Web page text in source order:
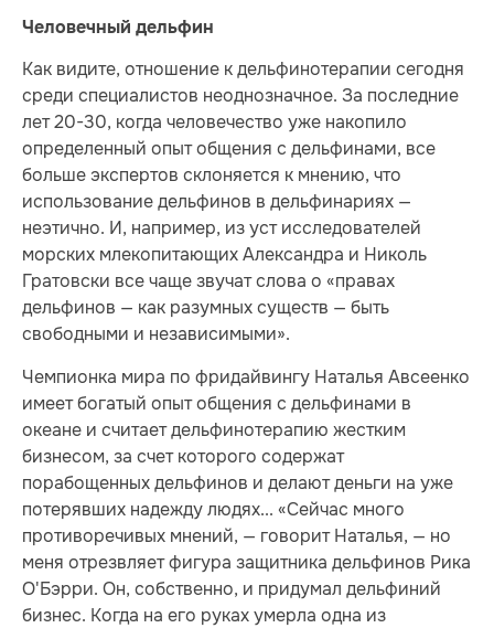
Человечный дельфин
Как видите, отношение к дельфинотерапии сегодня
среди специалистов неоднозначное. За последние
лет 20-30, когда человечество уже накопило
определенный опыт общения с дельфинами, все
больше экспертов склоняется к мнению, что
использование дельфинов в дельфинариях —
неэтично. И, например, из уст исследователей
морских млекопитающих Александра и Николь
Гратовски все чаще звучат слова о «правах
дельфинов — как разумных существ — быть
свободными и независимыми».
Чемпионка мира по фридайвингу Наталья Авсеенко
имеет богатый опыт общения с дельфинами в
океане и считает дельфинотерапию жестким
бизнесом, за счет которого содержат
порабощенных дельфинов и делают деньги на уже
потерявших надежду людях... «Сейчас много
противоречивых мнений, — говорит Наталья, — но
меня отрезвляет фигура защитника дельфинов Рика
О'Бэрри. Он, собственно, и придумал дельфиний
бизнес. Когда на его руках умерла одна из